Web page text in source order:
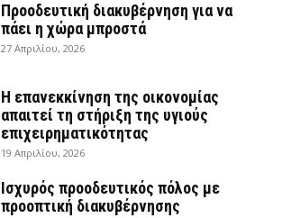
Προοδευτική διακυβέρνηση για να
πάει η χώρα μπροστά
27 Απριλίου, 2026
Η επανεκκίνηση της οικονομίας
απαιτεί τη στήριξη της υγιούς
επιχειρηματικότητας
19 Απριλίου, 2026
Ισχυρός προοδευτικός πόλος με
προοπτική διακυβέρνησης